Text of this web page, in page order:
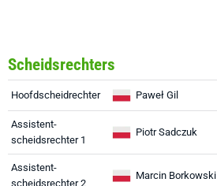
Scheidsrechters
Hoofdscheidrechter Paweł Gil
Assistent-
scheidsrechter 1
Piotr Sadczuk
Assistent-
scheidsrechter 2
Marcin Borkowski